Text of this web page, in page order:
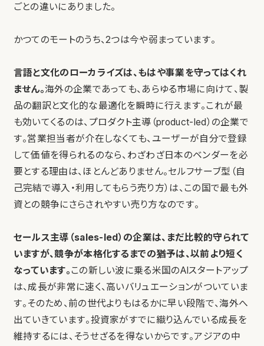
ごとの違いにありました。
かつてのモートのうち、2つは今や弱まっています。
言語と文化のローカライズは、もはや事業を守ってはくれ
ません。海外の企業であっても、あらゆる市場に向けて、製
品の翻訳と文化的な最適化を瞬時に行えます。これが最
も効いてくるのは、プロダクト主導（product-led）の企業で
す。営業担当者が介在しなくても、ユーザーが自分で登録
して価値を得られるのなら、わざわざ日本のベンダーを必
要とする理由は、ほとんどありません。セルフサーブ型（自
己完結で導入・利用してもらう売り方）は、この国で最も外
資との競争にさらされやすい売り方なのです。
セールス主導（sales-led）の企業は、まだ比較的守られて
いますが、競争が本格化するまでの猶予は、以前より短く
なっています。 この新しい波に乗る米国のAIスタートアップ
は、成長が非常に速く、高いバリュエーションがついていま
す。そのため、前の世代よりもはるかに早い段階で、海外へ
出ていきています。投資家がすでに織り込んでいる成長を
維持するには、そうせざるを得ないからです。アジアの中